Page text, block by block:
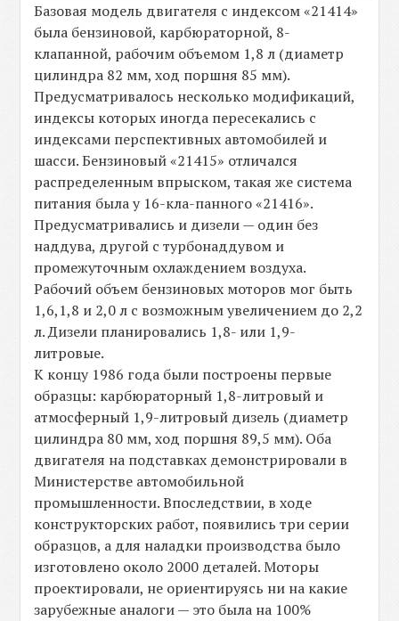
Базовая модель двигателя с индексом «21414»
была бензиновой, карбюраторной, 8-
клапанной, рабочим объемом 1,8 л (диаметр
цилиндра 82 мм, ход поршня 85 мм).
Предусматривалось несколько модификаций,
индексы которых иногда пересекались с
индексами перспективных автомобилей и
шасси. Бензиновый «21415» отличался
распределенным впрыском, такая же система
питания была у 16-кла-панного «21416».
Предусматривались и дизели — один без
наддува, другой с турбонаддувом и
промежуточным охлаждением воздуха.
Рабочий объем бензиновых моторов мог быть
1,6,1,8 и 2,0 л с возможным увеличением до 2,2
л. Дизели планировались 1,8- или 1,9-
литровые.
К концу 1986 года были построены первые
образцы: карбюраторный 1,8-литровый и
атмосферный 1,9-литровый дизель (диаметр
цилиндра 80 мм, ход поршня 89,5 мм). Оба
двигателя на подставках демонстрировали в
Министерстве автомобильной
промышленности. Впоследствии, в ходе
конструкторских работ, появились три серии
образцов, а для наладки производства было
изготовлено около 2000 деталей. Моторы
проектировали, не ориентируясь ни на какие
зарубежные аналоги — это была на 100%